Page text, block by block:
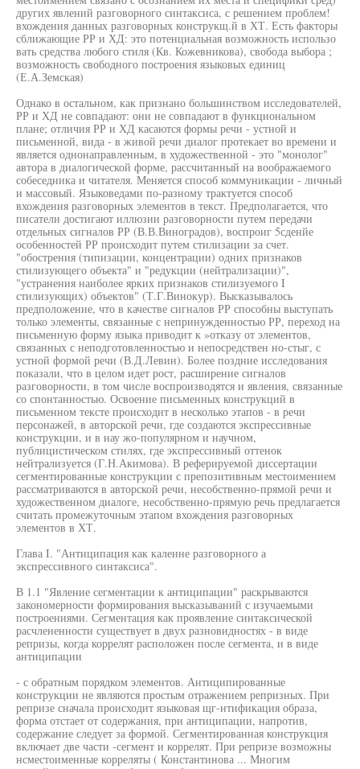
других явлений разговорного синтаксиса, с решением проблем!
вхождения данных разговорных конструкщ.й в ХТ. Есть факторы
сближающие РР и ХД: это потенциальная возможность использо
вать средства любого стиля (Кв. Кожевникова), свобода выбора ;
возможность свободного построения языковых единиц
(Е.А.Земская)
Однако в остальном, как признано большинством исследователей,
РР и ХД не совпадают: они не совпадают в функциональном
плане; отличия РР и ХД касаются формы речи - устной и
письменной, вида - в живой речи диалог протекает во времени и
является однонаправленным, в художественной - это "монолог"
автора в диалогической форме, рассчитанный на воображаемого
собеседника и читателя. Меняется способ коммуникации - личный
и массовый. Языковедами по-разному трактуется способ
вхождения разговорных элементов в текст. Предполагается, что
писатели достигают иллюзии разговорности путем передачи
отдельных сигналов РР (В.В.Виноградов), воспроиг 5сденйе
особенностей РР происходит путем стилизации за счет.
"обострения (типизации, концентрации) одних признаков
стилизующего объекта" и "редукции (нейтрализации)",
"устранения наиболее ярких признаков стилизуемого I
стилизующих) объектов" (Т.Г.Винокур). Высказывалось
предположение, что в качестве сигналов РР способны выступать
только элементы, связанные с непринужденностью РР, переход на
письменную форму языка приводит к »отказу от элементов,
связанных с неподготовленностью и непосредствен но-стыг, с
устной формой речи (В.Д.Левин). Более поздние исследования
показали, что в целом идет рост, расширение сигналов
разговорности, в том числе воспроизводятся и явления, связанные
со спонтанностью. Освоение письменных конструкций в
письменном тексте происходит в несколько этапов - в речи
персонажей, в авторской речи, где создаются экспрессивные
конструкции, и в нау жо-популярном и научном,
публицистическом стилях, где экспрессивный оттенок
нейтрализуется (Г.Н.Акимова). В реферируемой диссертации
сегментированные конструкции с препозитивным местоимением
рассматриваются в авторской речи, несобственно-прямой речи и
художественном диалоге, несобственно-прямую речь предлагается
считать промежуточным этапом вхождения разговорных
элементов в ХТ.
Глава I. "Антиципация как калеине разговорного а
экспрессивного синтаксиса".
В 1.1 "Явление сегментации к антиципации" раскрываются
закономерности формирования высказываний с изучаемыми
построениями. Сегментация как проявление синтаксической
расчлененности существует в двух разновидностях - в виде
репризы, когда коррелят расположен после сегмента, и в виде
антиципации
- с обратным порядком элементов. Антиципированные
конструкции не являются простым отражением репризных. При
репризе сначала происходит языковая щг-нтификация образа,
форма отстает от содержания, при антиципации, напротив,
содержание следует за формой. Сегментированная конструкция
включает две части -сегмент и коррелят. При репризе возможны
нсместоименные корреляты ( Константинова ... Многим